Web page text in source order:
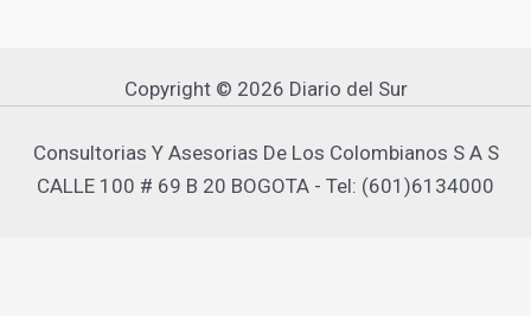
Copyright © 2026 Diario del Sur
Consultorias Y Asesorias De Los Colombianos S A S
CALLE 100 # 69 B 20 BOGOTA - Tel: (601)6134000